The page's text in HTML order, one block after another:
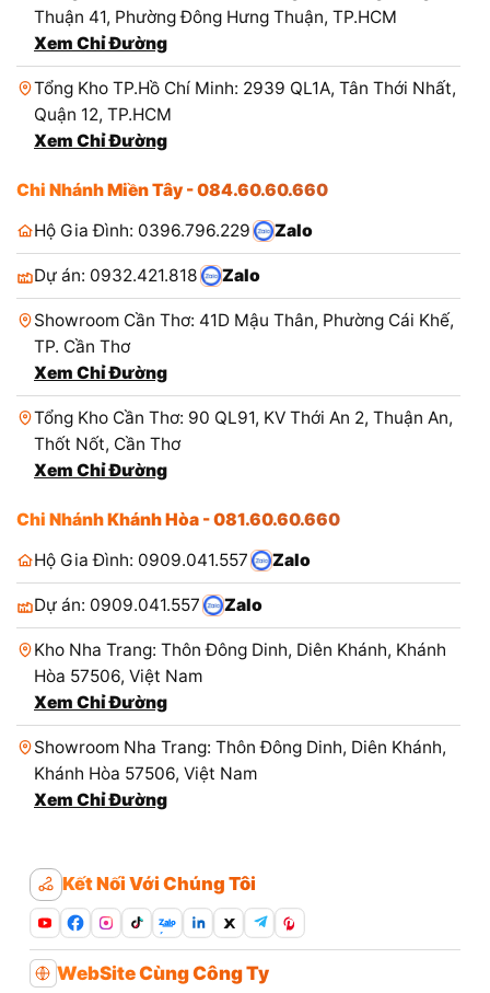
Dự án: 0981.982.979 Zalo
Dự án: 0962.485.284
Trung Tâm Bảo Hành - Văn Phòng: 188 Đông Hưng
Thuận 41, Phường Đông Hưng Thuận, TP.HCM
Xem Chỉ Đường
Tổng Kho TP.Hồ Chí Minh: 2939 QL1A, Tân Thới Nhất,
Quận 12, TP.HCM
Xem Chỉ Đường
Chi Nhánh Miền Tây - 084.60.60.660
Hộ Gia Đình: 0396.796.229
Dự án: 0932.421.818
Showroom Cần Thơ: 41D Mậu Thân, Phường Cái Khế,
TP. Cần Thơ
Xem Chỉ Đường
Tổng Kho Cần Thơ: 90 QL91, KV Thới An 2, Thuận An,
Thốt Nốt, Cần Thơ
Xem Chỉ Đường
Chi Nhánh Khánh Hòa - 081.60.60.660
Hộ Gia Đình: 0909.041.557
Dự án: 0909.041.557
Kho Nha Trang: Thôn Đông Dinh, Diên Khánh, Khánh
Hòa 57506, Việt Nam
Xem Chỉ Đường
Khánh Hòa 57506, Việt Nam
Xem Chỉ Đường